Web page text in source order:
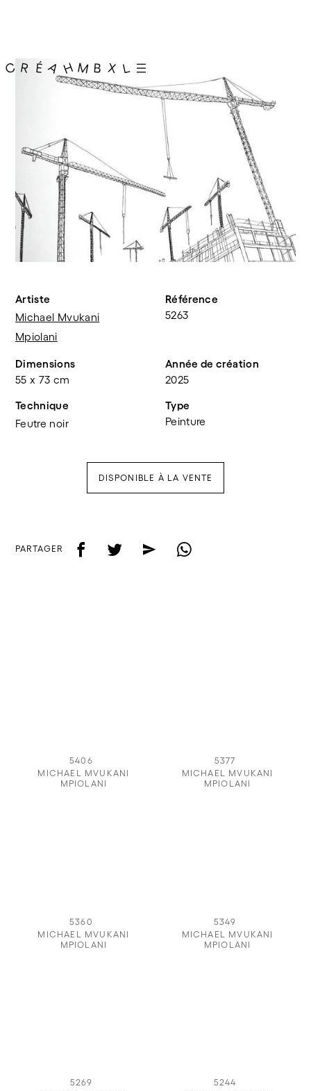
Artiste
Michael Mvukani
Mpiolani
Référence
5263
Dimensions
55 x 73 cm
Année de création
2025
Technique
Feutre noir
Type
Peinture
DISPONIBLE À LA VENTE
PARTAGER f t e w
5406
MICHAEL MVUKANI
MPIOLANI
5377
MICHAEL MVUKANI
MPIOLANI
5360
MICHAEL MVUKANI
MPIOLANI
5349
MICHAEL MVUKANI
MPIOLANI
5269
5244